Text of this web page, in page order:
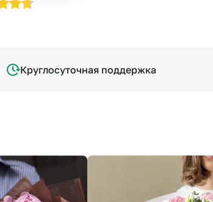
Круглосуточная поддержка